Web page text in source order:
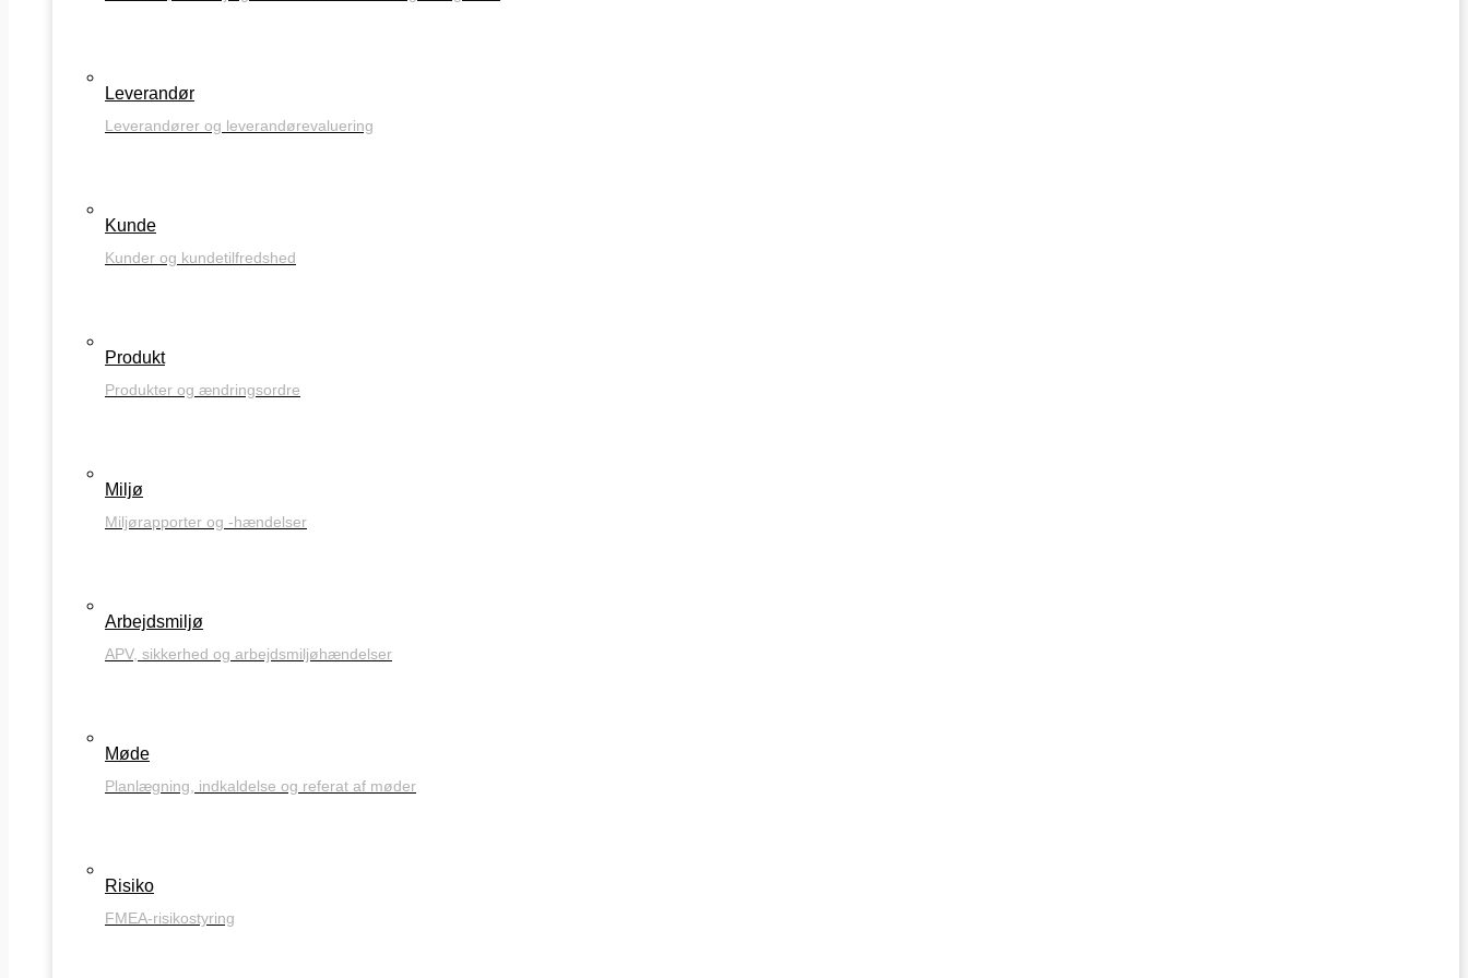
Leverandør
Leverandører og leverandørevaluering
Kunde
Kunder og kundetilfredshed
Produkt
Produkter og ændringsordre
Miljø
Miljørapporter og -hændelser
Arbejdsmiljø
APV, sikkerhed og arbejdsmiljøhændelser
Møde
Planlægning, indkaldelse og referat af møder
Risiko
FMEA-risikostyring